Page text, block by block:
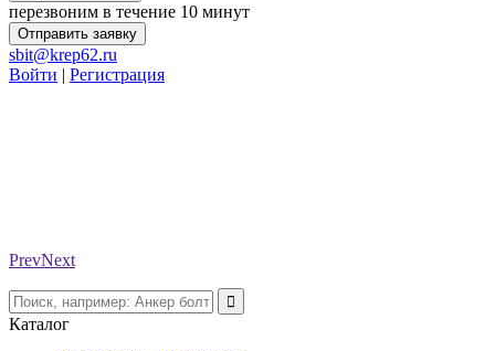
перезвоним в течение 10 минут
Отправить заявку
sbit@krep62.ru
Войти | Регистрация
PrevNext
Каталог